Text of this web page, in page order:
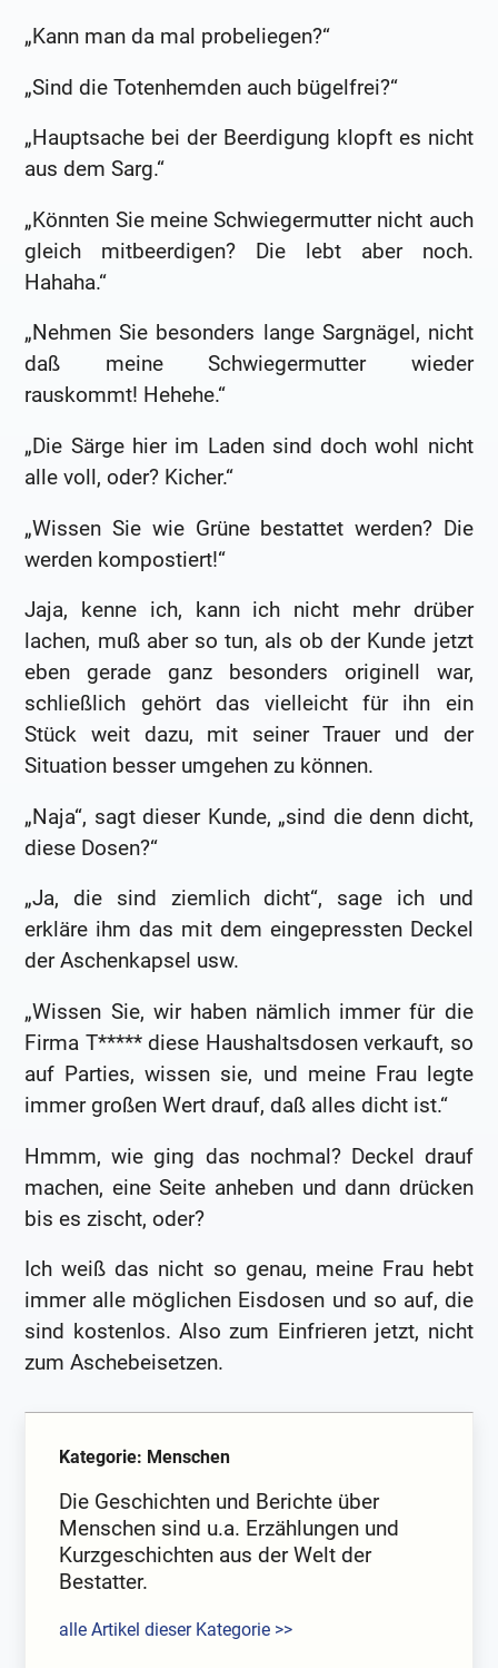
„Kann man da mal probeliegen?“
„Sind die Totenhemden auch bügelfrei?“
„Hauptsache bei der Beerdigung klopft es nicht
aus dem Sarg.“
„Könnten Sie meine Schwiegermutter nicht auch
gleich mitbeerdigen? Die lebt aber noch.
Hahaha.“
„Nehmen Sie besonders lange Sargnägel, nicht
daß meine Schwiegermutter wieder
rauskommt! Hehehe.“
„Die Särge hier im Laden sind doch wohl nicht
alle voll, oder? Kicher.“
„Wissen Sie wie Grüne bestattet werden? Die
werden kompostiert!“
Jaja, kenne ich, kann ich nicht mehr drüber
lachen, muß aber so tun, als ob der Kunde jetzt
eben gerade ganz besonders originell war,
schließlich gehört das vielleicht für ihn ein
Stück weit dazu, mit seiner Trauer und der
Situation besser umgehen zu können.
„Naja“, sagt dieser Kunde, „sind die denn dicht,
diese Dosen?“
„Ja, die sind ziemlich dicht“, sage ich und
erkläre ihm das mit dem eingepressten Deckel
der Aschenkapsel usw.
„Wissen Sie, wir haben nämlich immer für die
Firma T***** diese Haushaltsdosen verkauft, so
auf Parties, wissen sie, und meine Frau legte
immer großen Wert drauf, daß alles dicht ist.“
Hmmm, wie ging das nochmal? Deckel drauf
machen, eine Seite anheben und dann drücken
bis es zischt, oder?
Ich weiß das nicht so genau, meine Frau hebt
immer alle möglichen Eisdosen und so auf, die
sind kostenlos. Also zum Einfrieren jetzt, nicht
zum Aschebeisetzen.
Kategorie: Menschen
Die Geschichten und Berichte über
Menschen sind u.a. Erzählungen und
Kurzgeschichten aus der Welt der
Bestatter.
alle Artikel dieser Kategorie >>